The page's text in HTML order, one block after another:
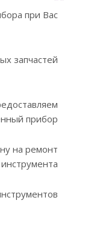
при Вас
запчастей
прибор
на ремонт
инструмента